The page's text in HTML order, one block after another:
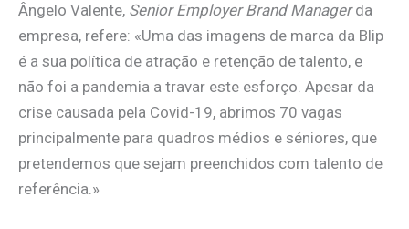
Ângelo Valente, Senior Employer Brand Managerda
empresa, refere: «Uma das imagens de marca da Blip
é a sua política de atração e retenção de talento, e
não foi a pandemia a travar este esforço. Apesar da
crise causada pela Covid-19, abrimos 70 vagas
principalmente para quadros médios e séniores, que
pretendemos que sejam preenchidos com talento de
referência.»